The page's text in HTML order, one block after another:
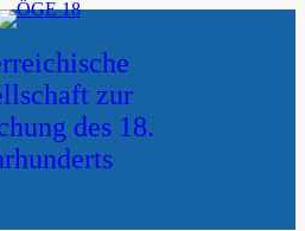
zur
des 18.